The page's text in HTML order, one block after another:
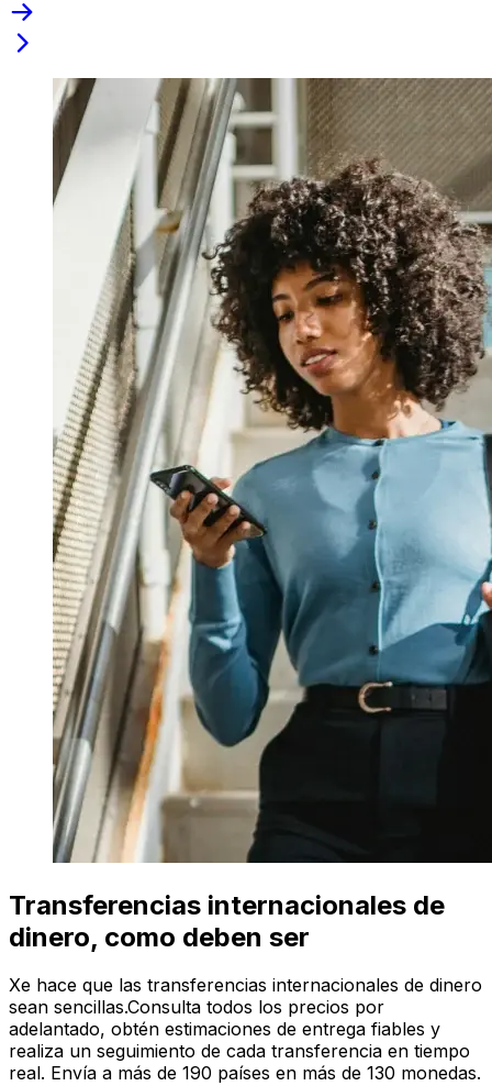
Transferencias internacionales de
dinero, como deben ser
Xe hace que las transferencias internacionales de dinero
sean sencillas.Consulta todos los precios por
adelantado, obtén estimaciones de entrega fiables y
realiza un seguimiento de cada transferencia en tiempo
real. Envía a más de 190 países en más de 130 monedas.